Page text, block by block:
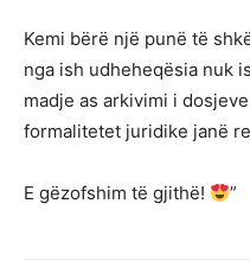
Kemi bërë një punë të
nga ish udheheqësia nuk
madje as arkivimi i
formalitetet juridike janë
E gëzofshim të gjithë! ”